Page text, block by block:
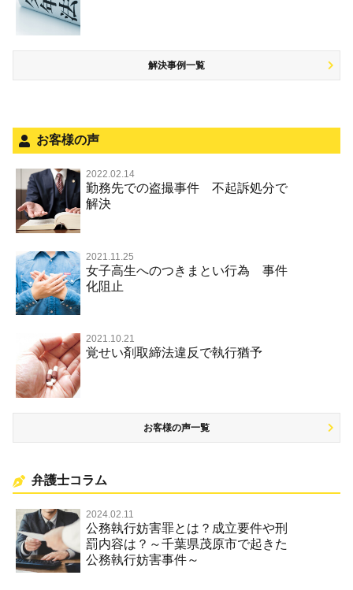
略取・誘拐・人身売買
盗撮，のぞき行為
盗品売買・譲り受け等
無免許運転
住居侵入等
銃刀法違反
ストーカー事件
不正競争防止法
風営法・風適法違反
文書偽造・偽造文書行使
著作権法違反・商標法違反
放火・失火
名誉棄損罪・侮辱
少年事件の処分
被害届・告訴・告発の不安や悩み
面会・差し入れ
解決事例一覧
お客様の声
2022.02.14
勤務先での盗撮事件 不起訴処分で
解決
2021.11.25
女子高生へのつきまとい行為 事件
化阻止
2021.10.21
覚せい剤取締法違反で執行猶予
お客様の声一覧
弁護士コラム
2024.02.11
公務執行妨害罪とは？成立要件や刑
罰内容は？～千葉県茂原市で起きた
公務執行妨害事件～